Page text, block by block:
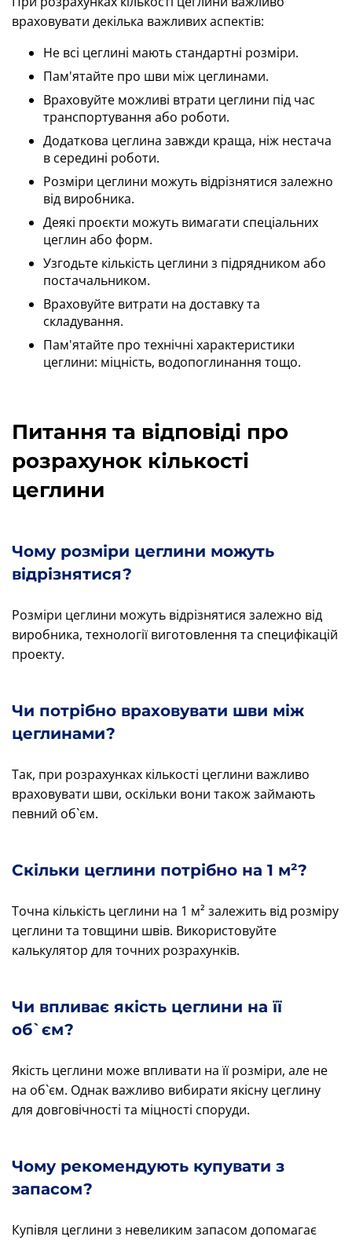
враховувати декілька важливих аспектів:
Не всі цеглині мають стандартні розміри.
Пам'ятайте про шви між цеглинами.
Враховуйте можливі втрати цеглини під час
транспортування або роботи.
Додаткова цеглина завжди краща, ніж нестача
в середині роботи.
Розміри цеглини можуть відрізнятися залежно
від виробника.
Деякі проєкти можуть вимагати спеціальних
цеглин або форм.
Узгодьте кількість цеглини з підрядником або
постачальником.
Враховуйте витрати на доставку та
складування.
Пам'ятайте про технічні характеристики
цеглини: міцність, водопоглинання тощо.
Питання та відповіді про
розрахунок кількості
цеглини
Чому розміри цеглини можуть
відрізнятися?
Розміри цеглини можуть відрізнятися залежно від
виробника, технології виготовлення та специфікацій
проекту.
Чи потрібно враховувати шви між
цеглинами?
Так, при розрахунках кількості цеглини важливо
враховувати шви, оскільки вони також займають
певний об`єм.
Скільки цеглини потрібно на 1 м²?
Точна кількість цеглини на 1 м² залежить від розміру
цеглини та товщини швів. Використовуйте
калькулятор для точних розрахунків.
Чи впливає якість цеглини на її
об`єм?
Якість цеглини може впливати на її розміри, але не
на об`єм. Однак важливо вибирати якісну цеглину
для довговічності та міцності споруди.
Чому рекомендують купувати з
запасом?
Купівля цеглини з невеликим запасом допомагає